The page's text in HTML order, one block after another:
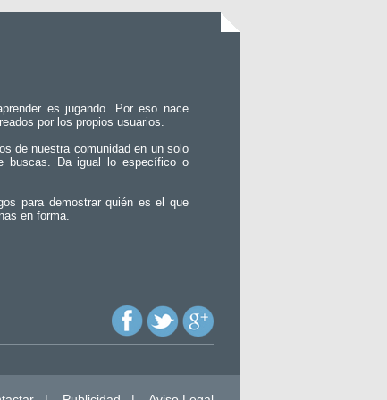
es jugando. Por eso nace
por los propios usuarios.
de nuestra comunidad en un solo
buscas. Da igual lo específico o
para demostrar quién es el que
en forma.